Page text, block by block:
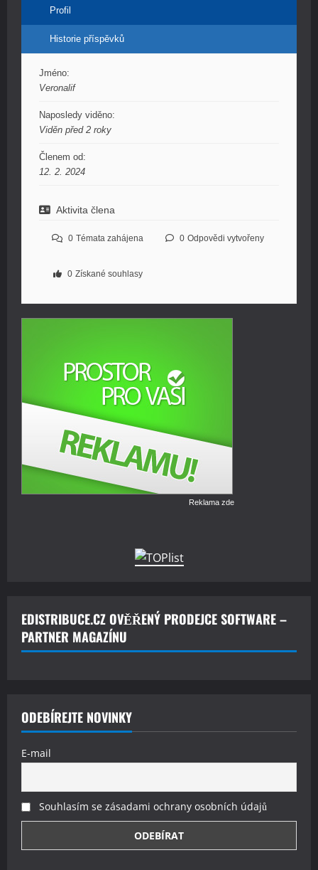
Profil
Historie příspěvků
Jméno:
Veronalif
Naposledy viděno:
Viděn před 2 roky
Členem od:
12. 2. 2024
Aktivita člena
0 Témata zahájena 0 Odpovědi vytvořeny
0 Získané souhlasy
Reklama zde
EDISTRIBUCE.CZ OVĚŘENÝ PRODEJCE SOFTWARE –
PARTNER MAGAZÍNU
ODEBÍREJTE NOVINKY
E-mail
Souhlasím se zásadami ochrany osobních údajů